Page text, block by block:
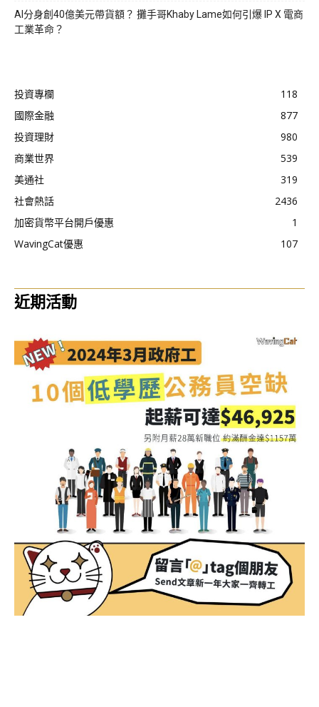
AI分身創40億美元帶貨額？ 攤手哥Khaby Lame如何引爆 IP X 電商
工業革命？
投資專欄
118
國際金融
877
投資理財
980
商業世界
539
美通社
319
社會熱話
2436
加密貨幣平台開戶優惠
1
WavingCat優惠
107
近期活動